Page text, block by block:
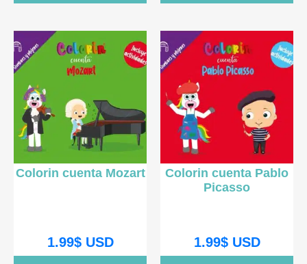
Colorin cuenta Mozart
1.99$USD
Colorin cuenta Pablo
Picasso
1.99$USD